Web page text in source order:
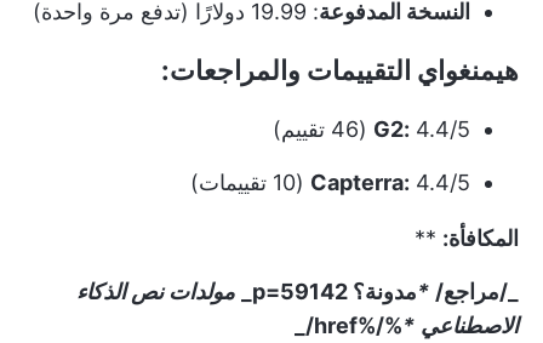
النسخة المدفوعة: 19.99 دولارًا (تدفع مرة واحدة)
هيمنغواي التقييمات والمراجعات:
G2: 4.4/5 (46 تقييم)
Capterra: 4.4/5 (10 تقييمات)
المكافأة: **
_/مراجع/ *مدونة؟ p=59142_
مولدات نص الذكاء
الاصطناعي *
%/%href/_